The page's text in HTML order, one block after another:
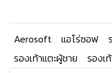
Aerosoft แอโร่ซอฟ
รองเท้าแตะผู้ชาย
รองเ